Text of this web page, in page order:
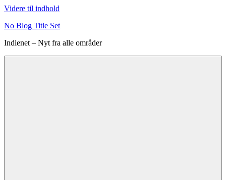
Videre til indhold
No Blog Title Set
Indienet – Nyt fra alle områder